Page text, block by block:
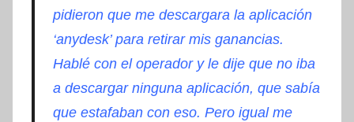
pidieron que me descargara la aplicación
‘anydesk’ para retirar mis ganancias.
Hablé con el operador y le dije que no iba
a descargar ninguna aplicación, que sabía
que estafaban con eso. Pero igual me